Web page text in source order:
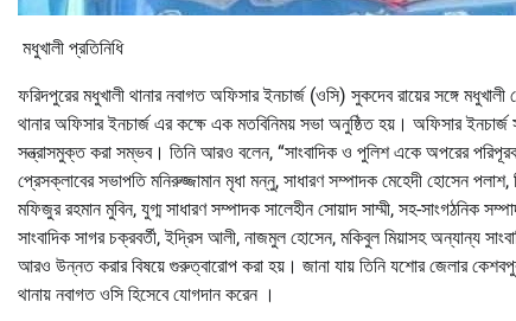
মধুখালী প্রতিনিধি
ফরিদপুরের মধুখালী থানার নবাগত অফিসার ইনচার্জ (ওসি) সুকদেব রায়ের সঙ্গে
থানার অফিসার ইনচার্জ এর কক্ষে এক মতবিনিময় সভা অনুষ্ঠিত হয়। অফিসার ইনচার্জ
সন্ত্রাসমুক্ত করা সম্ভব। তিনি আরও বলেন, “সাংবাদিক ও পুলিশ একে অপরের
প্রেসক্লাবের সভাপতি মনিরুজ্জামান মৃধা মন্নু, সাধারণ সম্পাদক মেহেদী হোসেন
মফিজুর রহমান মুবিন, যুগ্ম সাধারণ সম্পাদক সালেহীন সোয়াদ সাম্মী, সহ-সাংগঠনিক
সাংবাদিক সাগর চক্রবর্তী, ইদ্রিস আলী, নাজমুল হোসেন, মকিবুল মিয়াসহ অন্যান্য
আরও উন্নত করার বিষয়ে গুরুত্বারোপ করা হয়। জানা যায় তিনি যশোর জেলার
থানায় নবাগত ওসি হিসেবে যোগদান করেন ।